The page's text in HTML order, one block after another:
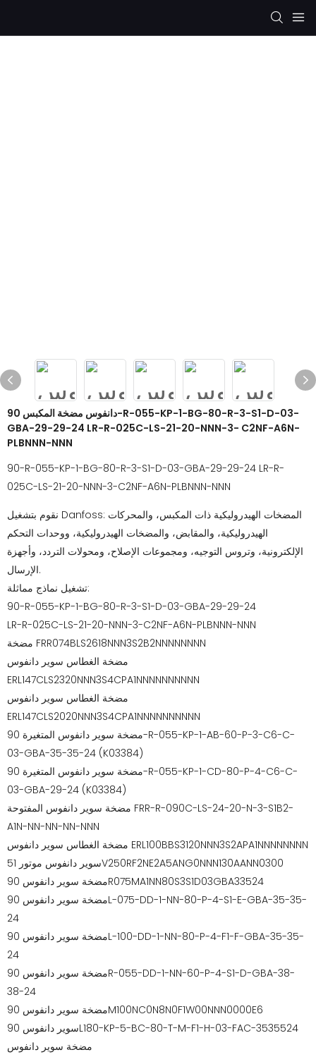
دانفوس مضخة المكبس 90-R-055-KP-1-BG-80-R-3-S1-D-03-
GBA-29-29-24 LR-R-025C-LS-21-20-NNN-3- C2NF-A6N-
PLBNNN-NNN
90-R-055-KP-1-BG-80-R-3-S1-D-03-GBA-29-29-24 LR-R-
025C-LS-21-20-NNN-3-C2NF-A6N-PLBNNN-NNN
نقوم بتشغيل Danfoss: المضخات الهيدروليكية ذات المكبس، والمحركات
الهيدروليكية، والمقابض، والمضخات الهيدروليكية، ووحدات التحكم
الإلكترونية، وتروس التوجيه، ومجموعات الإصلاح، ومحولات التردد، وأجهزة
الإرسال.
تشغيل نماذج مماثلة:
90-R-055-KP-1-BG-80-R-3-S1-D-03-GBA-29-29-24
LR-R-025C-LS-21-20-NNN-3-C2NF-A6N-PLBNNN-NNN
مضخة FRR074BLS2618NNN3S2B2NNNNNNNN
مضخة الغطاس سوير دانفوس
ERL147CLS2320NNN3S4CPA1NNNNNNNNNN
مضخة الغطاس سوير دانفوس
ERL147CLS2020NNN3S4CPA1NNNNNNNNNN
مضخة سوير دانفوس المتغيرة 90-R-055-KP-1-AB-60-P-3-C6-C-
03-GBA-35-35-24 (K03384)
مضخة سوير دانفوس المتغيرة 90-R-055-KP-1-CD-80-P-4-C6-C-
03-GBA-29-24 (K03384)
مضخة سوير دانفوس المفتوحة FRR-R-090C-LS-24-20-N-3-S1B2-
A1N-NN-NN-NN-NNN
مضخة الغطاس سوير دانفوس ERL100BBS3120NNN3S2APA1NNNNNNNN
سوير دانفوس موتور 51V250RF2NE2A5ANG0NNN130AANN0300
مضخة سوير دانفوس 90R075MA1NN80S3S1D03GBA33524
مضخة سوير دانفوس 90L-075-DD-1-NN-80-P-4-S1-E-GBA-35-35-
24
مضخة سوير دانفوس 90L-100-DD-1-NN-80-P-4-F1-F-GBA-35-35-
24
مضخة سوير دانفوس 90R-055-DD-1-NN-60-P-4-S1-D-GBA-38-
38-24
مضخة سوير دانفوس 90M100NC0N8N0F1W00NNN0000E6
سوير دانفوس 90L180-KP-5-BC-80-T-M-F1-H-03-FAC-3535524
مضخة سوير دانفوس